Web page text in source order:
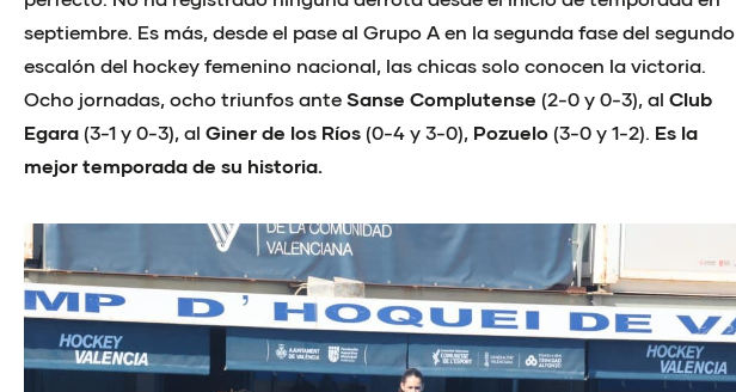
septiembre. Es más, desde el pase al Grupo A en la segunda fase del segundo
escalón del hockey femenino nacional, las chicas solo conocen la victoria.
Ocho jornadas, ocho triunfos ante Sanse Complutense (2-0 y 0-3), al Club
Egara (3-1 y 0-3), al Giner de los Ríos (0-4 y 3-0), Pozuelo (3-0 y 1-2). Es la
mejor temporada de su historia.